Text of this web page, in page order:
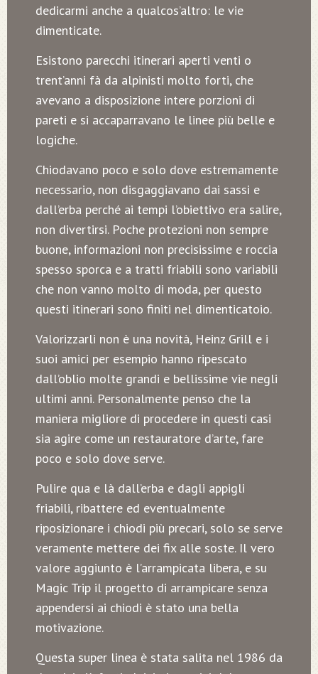
dedicarmi anche a qualcos’altro: le vie
dimenticate.
Esistono parecchi itinerari aperti venti o
trent’anni fà da alpinisti molto forti, che
avevano a disposizione intere porzioni di
pareti e si accaparravano le linee più belle e
logiche.
Chiodavano poco e solo dove estremamente
necessario, non disgaggiavano dai sassi e
dall’erba perché ai tempi l’obiettivo era salire,
non divertirsi. Poche protezioni non sempre
buone, informazioni non precisissime e roccia
spesso sporca e a tratti friabili sono variabili
che non vanno molto di moda, per questo
questi itinerari sono finiti nel dimenticatoio.
Valorizzarli non è una novità, Heinz Grill e i
suoi amici per esempio hanno ripescato
dall’oblio molte grandi e bellissime vie negli
ultimi anni. Personalmente penso che la
maniera migliore di procedere in questi casi
sia agire come un restauratore d’arte, fare
poco e solo dove serve.
Pulire qua e là dall’erba e dagli appigli
friabili, ribattere ed eventualmente
riposizionare i chiodi più precari, solo se serve
veramente mettere dei fix alle soste. Il vero
valore aggiunto è l’arrampicata libera, e su
Magic Trip il progetto di arrampicare senza
appendersi ai chiodi è stato una bella
motivazione.
Questa super linea è stata salita nel 1986 da